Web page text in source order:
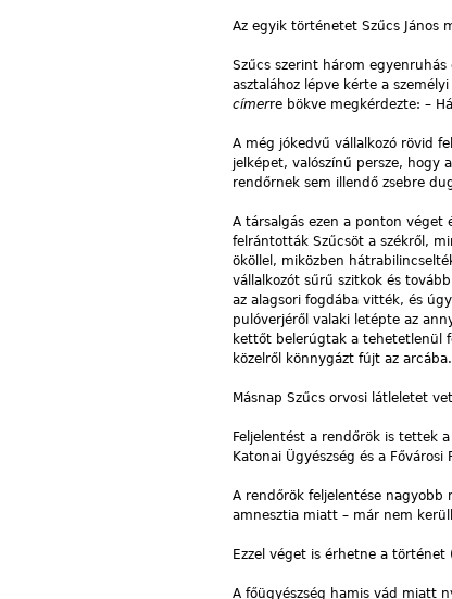
Az egyik történetet Szűcs János
Szűcs szerint három
asztalához lépve kérte a
címerre bökve megkérdezte: –
A még jókedvű vállalkozó rövid
jelképet, valószínű persze, hogy
rendőrnek sem illendő zsebre
A társalgás ezen a ponton véget
felrántották Szűcsöt a székről,
ököllel, miközben
vállalkozót sűrű szitkok és
az alagsori fogdába vitték, és
pulóverjéről valaki letépte az
kettőt belerúgtak a tehetetlenül
közelről könnygázt fújt az
Másnap Szűcs orvosi látleletet
Feljelentést a rendőrök is tettek
Katonai Ügyészség és a
A rendőrök feljelentése nagyobb
amnesztia miatt – már nem
Ezzel véget is érhetne a
A főügyészség hamis vád miatt